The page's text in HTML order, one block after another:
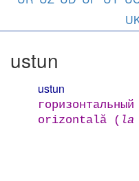
ustun
ustun
orizontală ( la